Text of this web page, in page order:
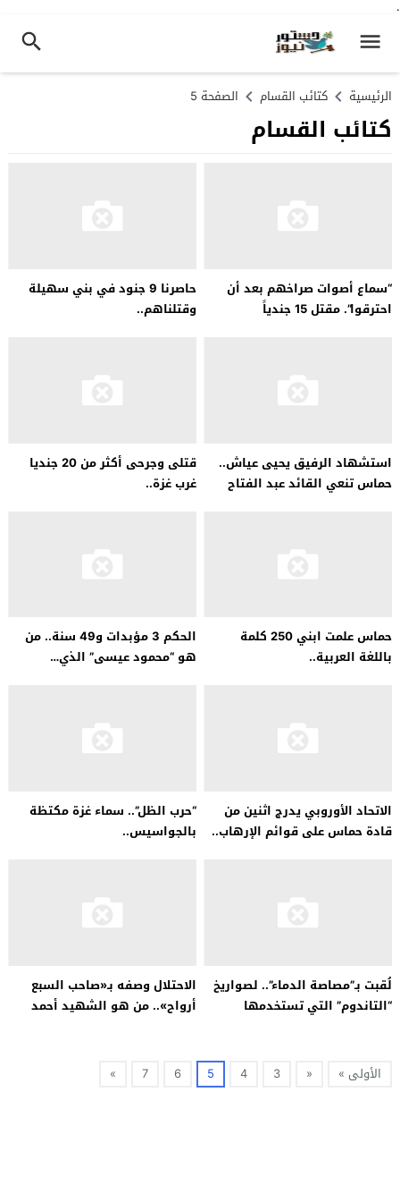
.
الرئيسية كتائب القسام الصفحة 5
كتائب القسام
“سماع أصوات صراخهم بعد أن
احترقوا”. مقتل 15 جندياً
حاصرنا 9 جنود في بني سهيلة
وقتلناهم..
استشهاد الرفيق يحيى عياش..
حماس تنعي القائد عبد الفتاح
قتلى وجرحى أكثر من 20 جنديا
غرب غزة..
حماس علمت ابني 250 كلمة
باللغة العربية..
الحكم 3 مؤبدات و49 سنة.. من
هو “محمود عيسى” الذي…
الاتحاد الأوروبي يدرج اثنين من
قادة حماس على قوائم الإرهاب..
“حرب الظل”.. سماء غزة مكتظة
بالجواسيس..
لُقبت بـ”مصاصة الدماء”.. لصواريخ
“التاندوم” التي تستخدمها
الاحتلال وصفه بـ«صاحب السبع
أرواح».. من هو الشهيد أحمد
الأولى » «
3
4
5
6
7
»